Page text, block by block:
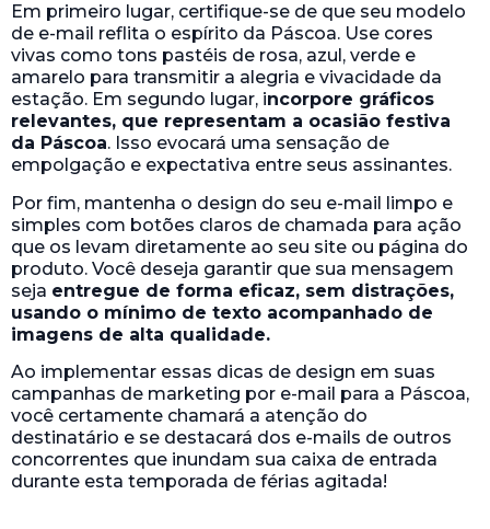
Em primeiro lugar, certifique-se de que seu modelo
de e-mail reflita o espírito da Páscoa. Use cores
vivas como tons pastéis de rosa, azul, verde e
amarelo para transmitir a alegria e vivacidade da
estação. Em segundo lugar, incorpore gráficos
relevantes, que representam a ocasião festiva
da Páscoa. Isso evocará uma sensação de
empolgação e expectativa entre seus assinantes.
Por fim, mantenha o design do seu e-mail limpo e
simples com botões claros de chamada para ação
que os levam diretamente ao seu site ou página do
produto. Você deseja garantir que sua mensagem
seja entregue de forma eficaz, sem distrações,
usando o mínimo de texto acompanhado de
imagens de alta qualidade.
Ao implementar essas dicas de design em suas
campanhas de marketing por e-mail para a Páscoa,
você certamente chamará a atenção do
destinatário e se destacará dos e-mails de outros
concorrentes que inundam sua caixa de entrada
durante esta temporada de férias agitada!